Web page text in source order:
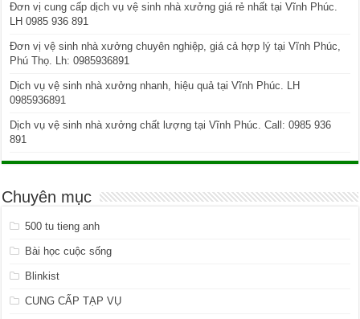
Đơn vị cung cấp dịch vụ vệ sinh nhà xưởng giá rẻ nhất tại Vĩnh Phúc.
LH 0985 936 891
Đơn vị vệ sinh nhà xưởng chuyên nghiệp, giá cả hợp lý tại Vĩnh Phúc,
Phú Thọ. Lh: 0985936891
Dịch vụ vệ sinh nhà xưởng nhanh, hiệu quả tại Vĩnh Phúc. LH
0985936891
Dịch vụ vệ sinh nhà xưởng chất lượng tại Vĩnh Phúc. Call: 0985 936
891
Chuyên mục
500 tu tieng anh
Bài học cuộc sống
Blinkist
CUNG CẤP TẠP VỤ